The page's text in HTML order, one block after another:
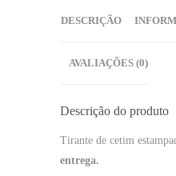
DESCRIÇÃO
AVALIAÇÕES (0)
Descrição do produto
Tirante de cetim
entrega.